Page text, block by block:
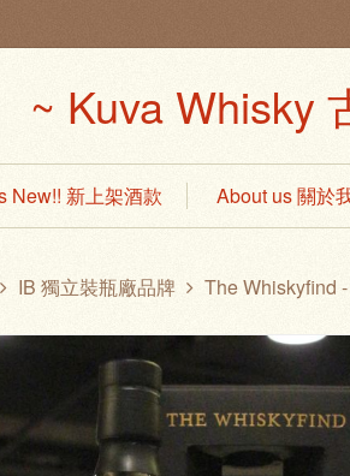
~ Kuva Whisky
New!! 新上架酒款 About us 關於
IB 獨立裝瓶廠品牌 The Whiskyfind